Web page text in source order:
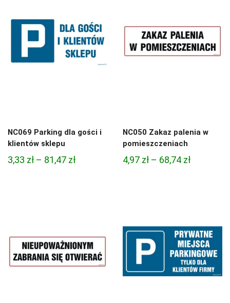
NC069 Parking dla gości i
klientów sklepu
3,33 zł – 81,47 złZakres
NC050 Zakaz palenia w
pomieszczeniach
4,97 zł – 68,74 złZakres
68,74 zł